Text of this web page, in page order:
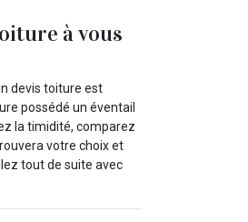
à vous
devis toiture est
possédé un éventail
la timidité, comparez
votre choix et
tout de suite avec